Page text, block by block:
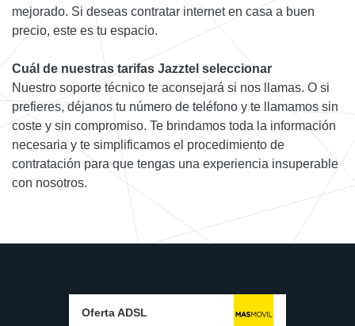
mejorado. Si deseas contratar internet en casa a buen
precio, este es tu espacio.
Cuál de nuestras tarifas Jazztel seleccionar
Nuestro soporte técnico te aconsejará si nos llamas. O si
prefieres, déjanos tu número de teléfono y te llamamos sin
coste y sin compromiso. Te brindamos toda la información
necesaria y te simplificamos el procedimiento de
contratación para que tengas una experiencia insuperable
con nosotros.
Oferta ADSL